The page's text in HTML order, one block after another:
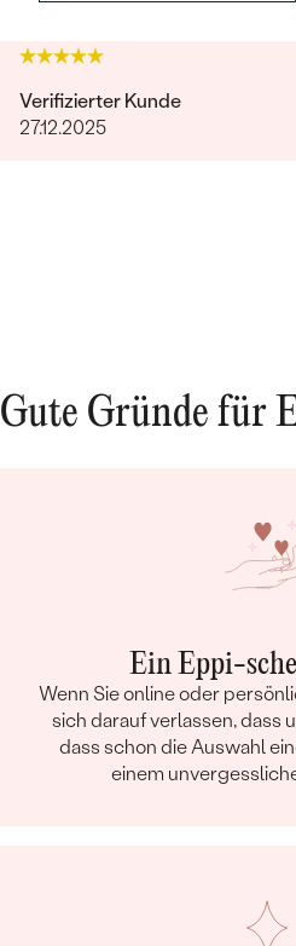
Verifizierter Kunde
27.12.2025
Gute Gründe für
Ein Eppi-
Wenn Sie online oder
sich darauf verlassen, dass
dass schon die Auswahl
einem